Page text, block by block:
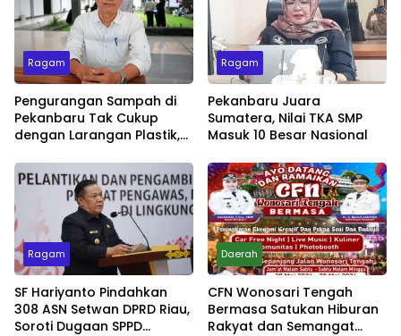
Ragam
Pengurangan Sampah di
Pekanbaru Tak Cukup
dengan Larangan Plastik,
Jadi Penentu
Ragam
Pekanbaru Juara
Sumatera, Nilai TKA SMP
Masuk 10 Besar Nasional
Ragam
SF Hariyanto Pindahkan
308 ASN Setwan DPRD Riau,
Soroti Dugaan SPPD
Daerah
CFN Wonosari Tengah
Bermasa Satukan Hiburan
Rakyat dan Semangat